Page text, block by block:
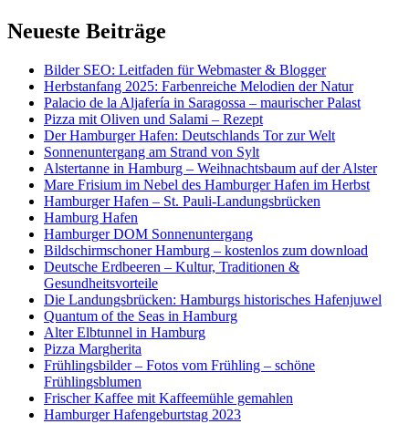
Neueste Beiträge
Bilder SEO: Leitfaden für Webmaster & Blogger
Herbstanfang 2025: Farbenreiche Melodien der Natur
Palacio de la Aljafería in Saragossa – maurischer Palast
Pizza mit Oliven und Salami – Rezept
Der Hamburger Hafen: Deutschlands Tor zur Welt
Sonnenuntergang am Strand von Sylt
Alstertanne in Hamburg – Weihnachtsbaum auf der Alster
Mare Frisium im Nebel des Hamburger Hafen im Herbst
Hamburger Hafen – St. Pauli-Landungsbrücken
Hamburg Hafen
Hamburger DOM Sonnenuntergang
Bildschirmschoner Hamburg – kostenlos zum download
Deutsche Erdbeeren – Kultur, Traditionen &
Gesundheitsvorteile
Die Landungsbrücken: Hamburgs historisches Hafenjuwel
Quantum of the Seas in Hamburg
Alter Elbtunnel in Hamburg
Pizza Margherita
Frühlingsbilder – Fotos vom Frühling – schöne
Frühlingsblumen
Frischer Kaffee mit Kaffeemühle gemahlen
Hamburger Hafengeburtstag 2023